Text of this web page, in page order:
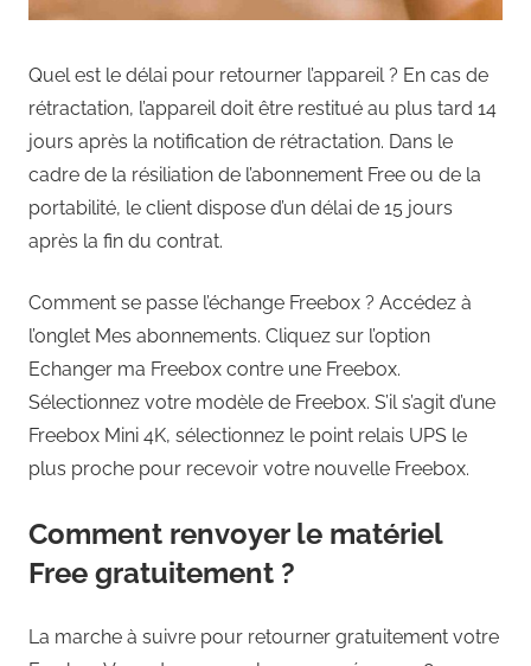
Quel est le délai pour retourner l’appareil ? En cas de
rétractation, l’appareil doit être restitué au plus tard 14
jours après la notification de rétractation. Dans le
cadre de la résiliation de l’abonnement Free ou de la
portabilité, le client dispose d’un délai de 15 jours
après la fin du contrat.
Comment se passe l’échange Freebox ? Accédez à
l’onglet Mes abonnements. Cliquez sur l’option
Echanger ma Freebox contre une Freebox.
Sélectionnez votre modèle de Freebox. S’il s’agit d’une
Freebox Mini 4K, sélectionnez le point relais UPS le
plus proche pour recevoir votre nouvelle Freebox.
Comment renvoyer le matériel
Free gratuitement ?
La marche à suivre pour retourner gratuitement votre